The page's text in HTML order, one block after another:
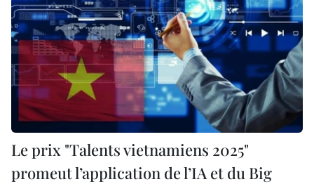
Le prix "Talents vietnamiens 2025"
promeut l’application de l’IA et du Big